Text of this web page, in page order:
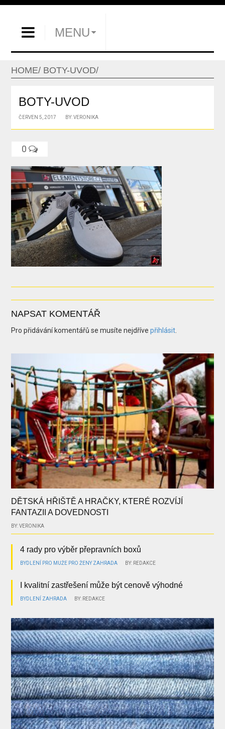
MENU
HOME BOTY-UVOD
BOTY-UVOD
ČERVEN 5, 2017 BY: VERONIKA
0
NAPSAT KOMENTÁŘ
Pro přidávání komentářů se musíte nejdřívepřihlásit
DĚTSKÁ HŘIŠTĚ A HRAČKY, KTERÉ ROZVÍJÍ
FANTAZII A DOVEDNOSTI
BY: VERONIKA
4 rady pro výběr přepravních boxů
BYDLENÍ PRO MUŽE PRO ŽENY ZAHRADA BY: REDAKCE
I kvalitní zastřešení může být cenově výhodné
BYDLENÍ ZAHRADA BY: REDAKCE